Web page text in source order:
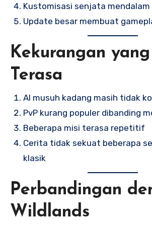
Kustomisasi senjata mendalam
Update besar membuat
Kekurangan
Terasa
AI musuh kadang masih tidak
PvP kurang populer dibanding
Beberapa misi terasa repetitif
Cerita tidak sekuat beberapa
klasik
Perbandingan
Wildlands